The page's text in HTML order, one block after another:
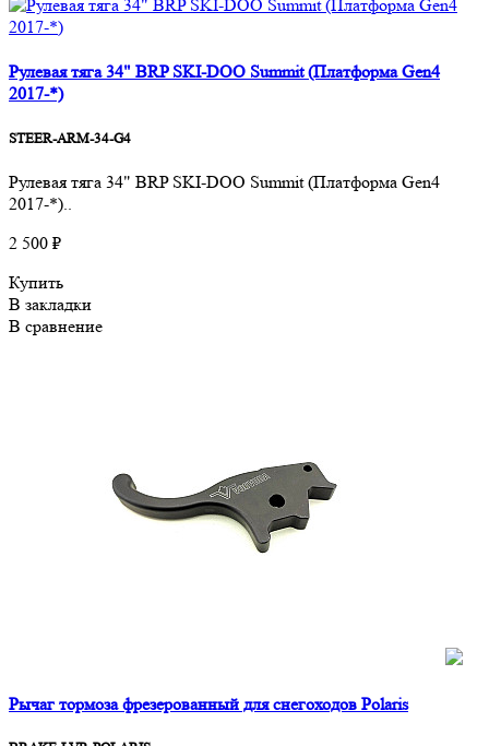
Рулевая тяга 34" BRP SKI-DOO Summit (Платформа Gen4
2017-*)
STEER-ARM-34-G4
Рулевая тяга 34" BRP SKI-DOO Summit (Платформа Gen4
2017-*)..
2 500 ₽
Купить
В закладки
В сравнение
Рычаг тормоза фрезерованный для снегоходов Polaris